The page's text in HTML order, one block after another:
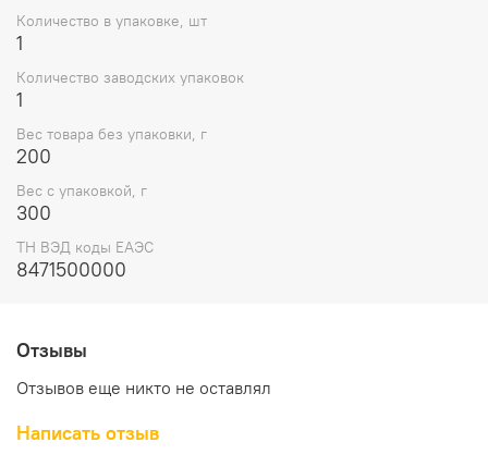
Количество в упаковке, шт
1
Количество заводских упаковок
1
Вес товара без упаковки, г
200
Вес с упаковкой, г
300
ТН ВЭД коды ЕАЭС
8471500000
Отзывы
Отзывов еще никто не оставлял
Написать отзыв